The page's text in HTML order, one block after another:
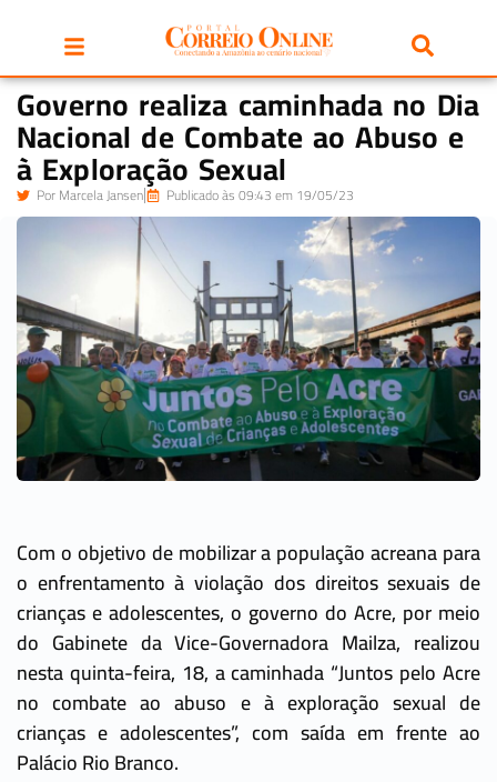
Governo realiza caminhada no Dia
Nacional de Combate ao Abuso e
à Exploração Sexual
PorMarcela Jansen Publicado às 09:43 em 19/05/23
Com o objetivo de mobilizar a população acreana para
o enfrentamento à violação dos direitos sexuais de
crianças e adolescentes, o governo do Acre, por meio
do Gabinete da Vice-Governadora Mailza, realizou
nesta quinta-feira, 18, a caminhada “Juntos pelo Acre
no combate ao abuso e à exploração sexual de
crianças e adolescentes”, com saída em frente ao
Palácio Rio Branco.